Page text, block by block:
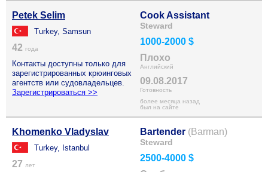
Petek Selim
Turkey, Samsun
42 года
Контакты доступны только для
зарегистрированных крюинговых
агентств или судовладельцев.
Зарегистрироваться >>
Cook Assistant
Steward
1000-2000 $
Плохо
Английский
09.08.2017
Готовность
более месяца назад
был на сайте
Khomenko Vladyslav
Turkey, Istanbul
27 лет
Bartender (Barman)
Steward
2500-4000 $